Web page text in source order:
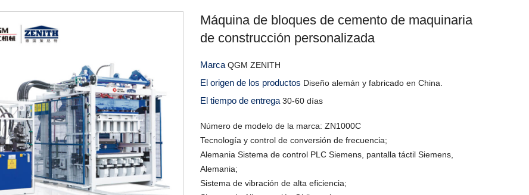
Máquina de bloques de cemento de maquinaria
de construcción personalizada
MarcaQGM ZENITH
El origen de los productos Diseño alemán y fabricado en China.
El tiempo de entrega30-60 días
Número de modelo de la marca: ZN1000C
Tecnología y control de conversión de frecuencia;
Alemania Sistema de control PLC Siemens, pantalla táctil Siemens,
Alemania;
Sistema de vibración de alta eficiencia;